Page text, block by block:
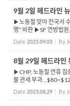
9월 2일 헤드라인
▶노동절 맞아 전국서
행” 비판 ▶SF 연방법
미국 입국 비자 수수료
Date 2025.09.03 By
8월 29일 헤드라인
▶CHP, 노동절 연휴 집
물 관세 부과
최…선착순 진행 ▶로
아 고속...
Date 2025.08.29 By